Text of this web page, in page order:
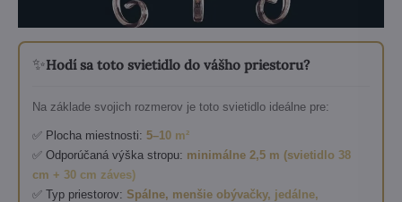
✨Hodí sa toto svietidlo do vášho priestoru?
Na základe svojich rozmerov je toto svietidlo ideálne pre:
✅ Plocha miestnosti: 5–10 m²
✅ Odporúčaná výška stropu: minimálne 2,5 m (svietidlo 38
cm + 30 cm záves)
✅ Typ priestorov: Spálne, menšie obývačky, jedálne,